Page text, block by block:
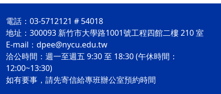
電話：03-5712121 # 54018
地址：300093 新竹市大學路1001號工程四館二樓 210 室
E-mail：dpee@nycu.edu.tw
洽公時間：週一至週五 9:30 至 18:30 (午休時間：
12:00~13:30)
如有要事，請先寄信給專班辦公室預約時間